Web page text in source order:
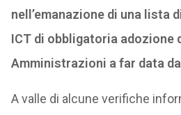
nell’emanazione di una lista
ICT di obbligatoria adozione
Amministrazioni a far data
A valle di alcune verifiche